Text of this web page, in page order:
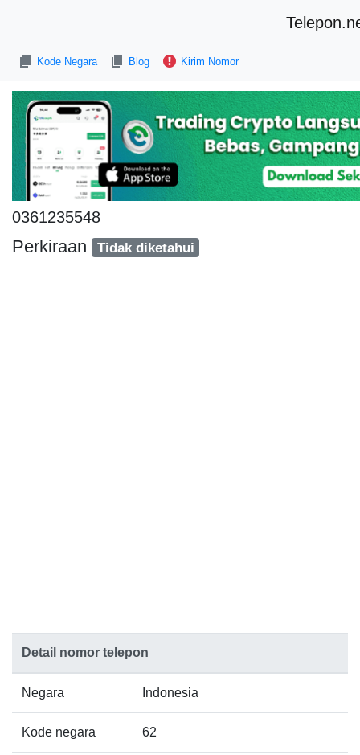
Kode Negara Blog Kirim Nomor
0361235548
Perkiraan Tidak diketahui
Detail nomor telepon
Negara Indonesia
Kode negara 62